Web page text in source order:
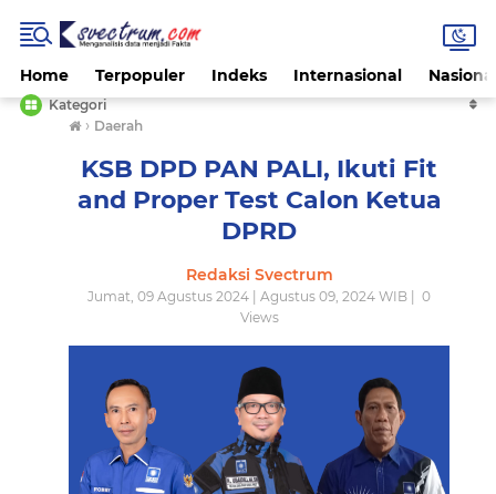
Home Terpopuler Indeks Internasional
Kategori
› Daerah
KSB DPD PAN PALI, Ikuti Fit
and Proper Test Calon Ketua
DPRD
Redaksi Svectrum
Jumat, 09 Agustus 2024 | Agustus 09, 2024 WIB |
0
Views